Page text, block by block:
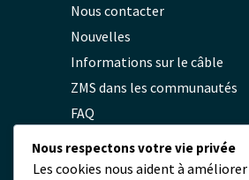
Nous contacter
Nouvelles
Informations sur le câble
ZMS dans les communautés
FAQ
Politique de confidentialité
Nous respectons votre vie privée
Les cookies nous aident à